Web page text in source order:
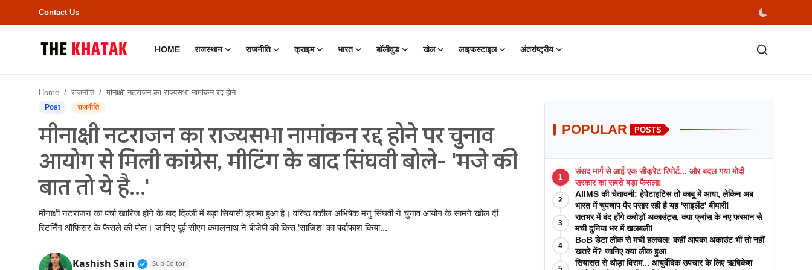
Contact Us
HOME राजस्थान राजनीति क्राइम भारत बॉलीवुड खेल लाइफस्टाइल अंतर्राष्ट्रीय
Contact Us
राजस्थान
राजनीति
Home राजनीति मीनाक्षी नटराजन का राज्यसभा नामांकन रद्द होने पर चुनाव आयोग से मिली कांग्रेस, मीटिंग के बाद सिंघवी बोले- 'मजे की बात तो ये है...'
Post राजनीति
मीनाक्षी नटराजन का राज्यसभा नामांकन रद्द होने पर चुनाव
आयोग से मिली कांग्रेस, मीटिंग के बाद सिंघवी बोले- 'मजे की
बात तो ये है...'
मीनाक्षी नटराजन का पर्चा खारिज होने के बाद दिल्ली में बड़ा सियासी ड्रामा हुआ है। वरिष्ठ वकील अभिषेक मनु सिंघवी ने चुनाव आयोग के सामने खोल दी
रिटर्निंग ऑफिसर के फैसले की पोल। जानिए पूर्व सीएम कमलनाथ ने बीजेपी की किस 'साजिश' का पर्दाफाश किया...
Kashish Sain Verified Public Figure • 11 Jun, 2026
Sub Editor
POPULAR POSTS
1
संसद मार्ग से आई एक सीक्रेट रिपोर्ट... और बदल गया मोदी
सरकार का सबसे बड़ा फैसला!
2
AIIMS की चेतावनी: हेपेटाइटिस तो काबू में आया, लेकिन अब
भारत में चुपचाप पैर पसार रही है यह 'साइलेंट' बीमारी!
3
रातभर में बंद होंगे करोड़ों अकाउंट्स, क्या फ्रांस के नए फरमान से
मची दुनिया भर में खलबली!
4
BoB डेटा लीक से मची हलचल! कहीं आपका अकाउंट भी तो नहीं
खतरे में? जानिए क्या लीक हुआ
सियासत से थोड़ा विराम... आयुर्वेदिक उपचार के लिए ऋषिकेश